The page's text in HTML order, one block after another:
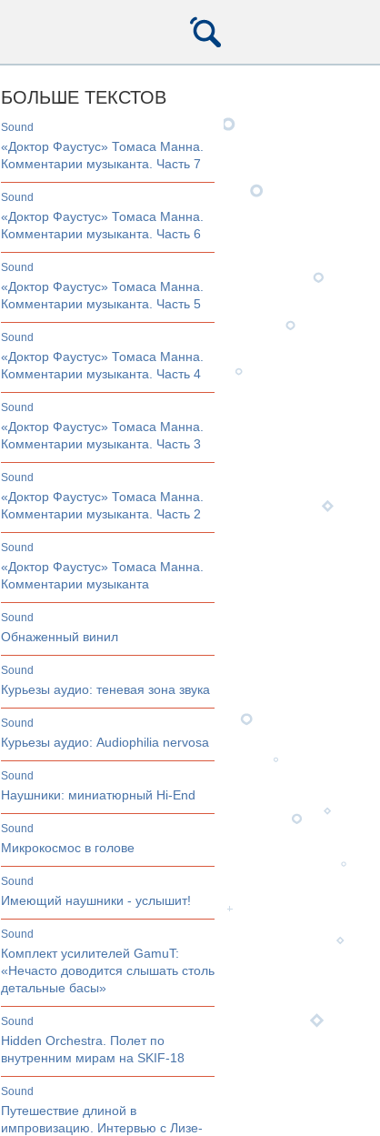
БОЛЬШЕ ТЕКСТОВ
sound
«Доктор Фаустус» Томаса Манна.
Комментарии музыканта. Часть 7
sound
«Доктор Фаустус» Томаса Манна.
Комментарии музыканта. Часть 6
sound
«Доктор Фаустус» Томаса Манна.
Комментарии музыканта. Часть 5
sound
«Доктор Фаустус» Томаса Манна.
Комментарии музыканта. Часть 4
sound
«Доктор Фаустус» Томаса Манна.
Комментарии музыканта. Часть 3
sound
«Доктор Фаустус» Томаса Манна.
Комментарии музыканта. Часть 2
sound
«Доктор Фаустус» Томаса Манна.
Комментарии музыканта
sound
Обнаженный винил
sound
Курьезы аудио: теневая зона звука
sound
Курьезы аудио: Audiophilia nervosa
sound
Наушники: миниатюрный Hi-End
sound
Микрокосмос в голове
sound
Имеющий наушники - услышит!
sound
Комплект усилителей GamuT:
«Нечасто доводится слышать столь
детальные басы»
sound
Hidden Orchestra. Полет по
внутренним мирам на SKIF-18
sound
Путешествие длиной в
импровизацию. Интервью с Лизе-